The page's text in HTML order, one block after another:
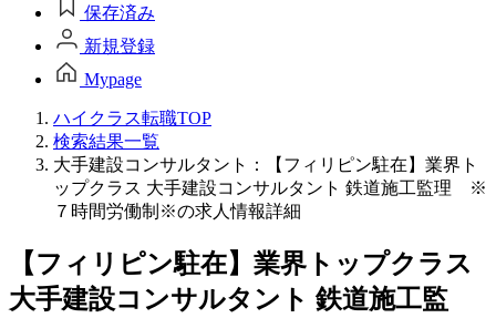
保存済み
新規登録
Mypage
ハイクラス転職TOP
検索結果一覧
大手建設コンサルタント：【フィリピン駐在】業界ト
ップクラス 大手建設コンサルタント 鉄道施工監理 ※
７時間労働制※の求人情報詳細
【フィリピン駐在】業界トップクラス
大手建設コンサルタント 鉄道施工監